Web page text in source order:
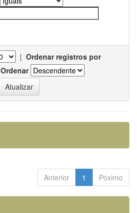
| Ordenar registros por
Ordenar
Anterior 1 Póximo